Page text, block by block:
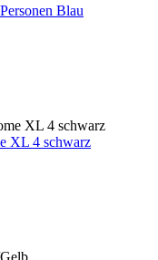
Blau
XL 4 schwarz